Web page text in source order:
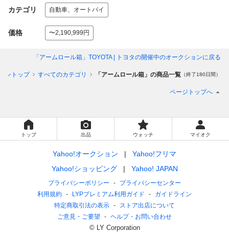
カテゴリ 自動車、オートバイ
価格 〜2,190,999円
「アームロール箱」TOYOTA | トヨタの開催中のオークションに戻る
ントップ すべてのカテゴリ 「アームロール箱」の商品一覧 （終了180日間）
ページトップへ
トップ 出品 ウォッチ マイオク
Yahoo!オークション
Yahoo!フリマ
Yahoo!ショッピング
Yahoo! JAPAN
プライバシーポリシー
プライバシーセンター
利用規約
LYPプレミアム利用ガイド
ガイドライン
特定商取引法の表示
ストア出店について
ご意見・ご要望
ヘルプ・お問い合わせ
© LY Corporation